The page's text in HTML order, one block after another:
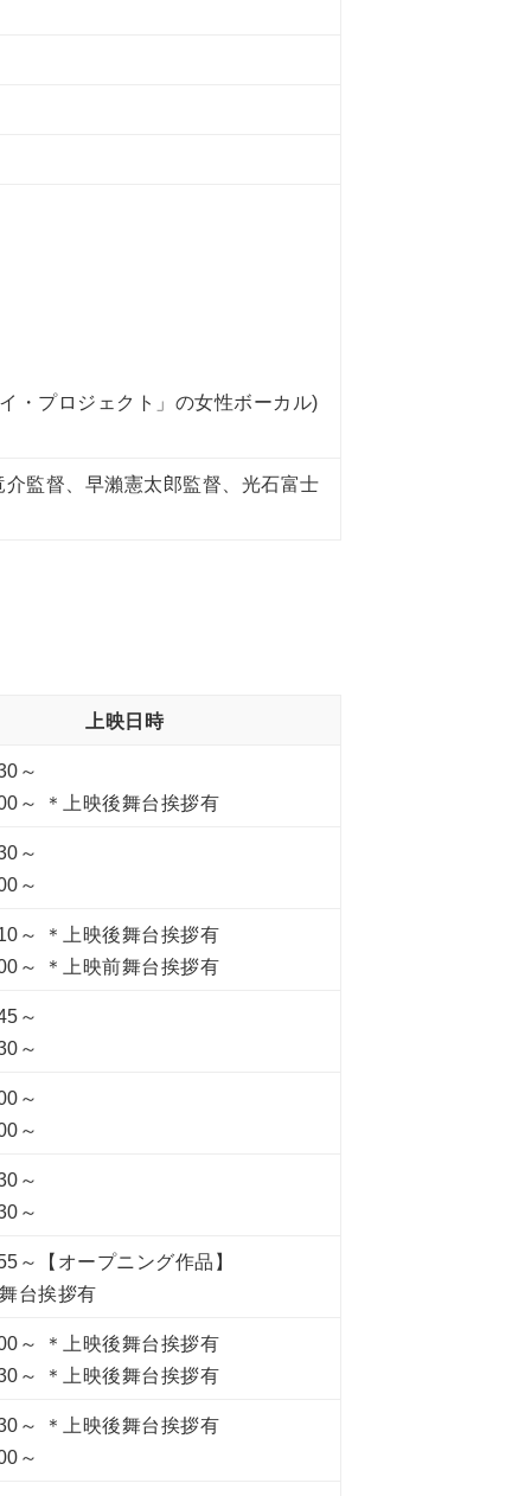
・プロジェクト」の女性ボーカル)
監督、早瀨憲太郎監督、光石富士
上映日時
～
～ ＊上映後舞台挨拶有
～
～
～ ＊上映後舞台挨拶有
～ ＊上映前舞台挨拶有
～
～
～
～
～
～
～【オープニング作品】
台挨拶有
～ ＊上映後舞台挨拶有
～ ＊上映後舞台挨拶有
～ ＊上映後舞台挨拶有
～